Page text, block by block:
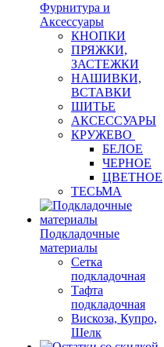
Фурнитура и
Аксессуары
КНОПКИ
ПРЯЖКИ,
ЗАСТЕЖКИ
НАШИВКИ,
ВСТАВКИ
ШИТЬЕ
АКСЕССУАРЫ
КРУЖЕВО
БЕЛОЕ
ЧЕРНОЕ
ЦВЕТНОЕ
ТЕСЬМА
Подкладочные
материалы
Сетка
подкладочная
Тафта
подкладочная
Вискоза, Купро,
Шелк